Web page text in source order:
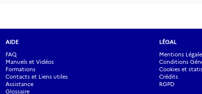
AIDE
FAQ
Manuels et Vidéos
Formations
Contacts et Liens utiles
Assistance
Glossaire
LÉGAL
Mentions
Conditions
Cookies et
Crédits
RGPD